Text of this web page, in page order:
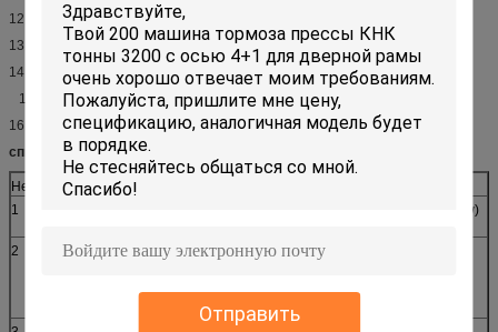
Отправить
12. Сила мотора сервопривода оси z: W=1Kw
13. Давление подачи воздуха: карта 0.4Map-0.6
14. Максимальная калибруя глубина: 2.5mm
15. Общий размер (G.W): 5000mm*2350mm*2100mm
16. Вес:: О 9T
список 2.Configuration
Нет. Имя
1
Тайвань (Edraw)
2
Мотор сервопривода
ECMA-E21310RS 1pcs
1KW